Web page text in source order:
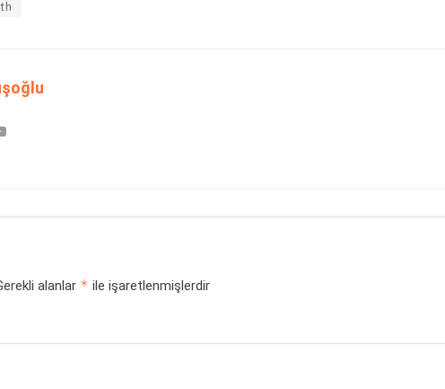
alanlar * ile işaretlenmişlerdir